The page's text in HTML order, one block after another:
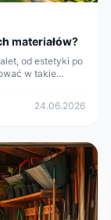
materiałów?
od estetyki po
w takie
24.06.2026